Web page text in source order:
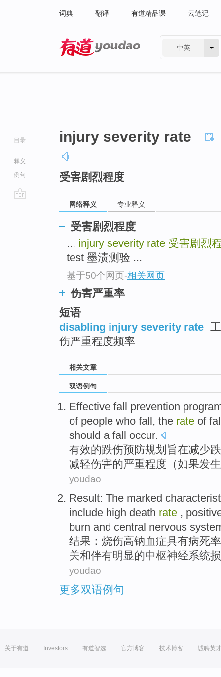
词典 翻译 有道精品课 云笔记
中英
目录
释义
例句
injury severity rate
受害剧烈程度
网络释义 专业释义
受害剧烈程度
... injury severity rate 受害剧烈
test 墨渍测验 ...
基于50个网页-相关网页
伤害严重率
短语
disabling injury severity rate
伤严重程度频率
相关文章
双语例句
Effective fall prevention
ofpeople who fall , the rate of
should a fall occur.
有效的跌伤预防规划 旨在减少跌
减轻伤害的严重程度（如果发生
youdao
Result: The marked
include high death rate ,
burn and central nervous
结果 ： 烧伤高钠血症具有病死
关和伴有明显的中枢神经系统
youdao
更多双语例句
关于有道 Investors 有道智选 官方博客 技术博客 诚聘英才